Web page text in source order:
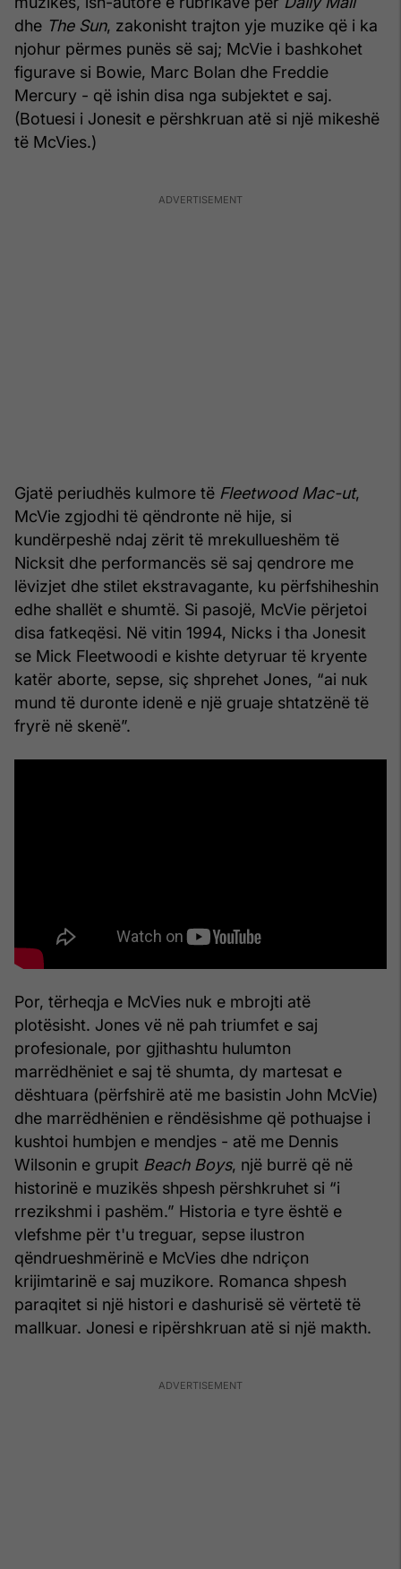
dhe The Sun, zakonisht trajton yje muzike që i ka
njohur përmes punës së saj; McVie i bashkohet
figurave si Bowie, Marc Bolan dhe Freddie
Mercury - që ishin disa nga subjektet e saj.
(Botuesi i Jonesit e përshkruan atë si një mikeshë
të McVies.)
Gjatë periudhës kulmore të Fleetwood Mac-ut,
McVie zgjodhi të qëndronte në hije, si
kundërpeshë ndaj zërit të mrekullueshëm të
Nicksit dhe performancës së saj qendrore me
lëvizjet dhe stilet ekstravagante, ku përfshiheshin
edhe shallët e shumtë. Si pasojë, McVie përjetoi
disa fatkeqësi. Në vitin 1994, Nicks i tha Jonesit
se Mick Fleetwoodi e kishte detyruar të kryente
katër aborte, sepse, siç shprehet Jones, “ai nuk
mund të duronte idenë e një gruaje shtatzënë të
fryrë në skenë”.
Por, tërheqja e McVies nuk e mbrojti atë
plotësisht. Jones vë në pah triumfet e saj
profesionale, por gjithashtu hulumton
marrëdhëniet e saj të shumta, dy martesat e
dështuara (përfshirë atë me basistin John McVie)
dhe marrëdhënien e rëndësishme që pothuajse i
kushtoi humbjen e mendjes - atë me Dennis
Wilsonin e grupit Beach Boys, një burrë që në
historinë e muzikës shpesh përshkruhet si “i
rrezikshmi i pashëm.” Historia e tyre është e
vlefshme për t'u treguar, sepse ilustron
qëndrueshmërinë e McVies dhe ndriçon
krijimtarinë e saj muzikore. Romanca shpesh
paraqitet si një histori e dashurisë së vërtetë të
mallkuar. Jonesi e ripërshkruan atë si një makth.